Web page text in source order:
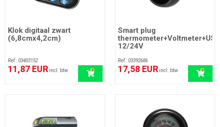
Klok digitaal zwart
(6,8cmx4,2cm)
Ref.: 03403152
11,87 EUR incl. btw
Smart plug
thermometer+Voltmeter+USB
12/24V
Ref.: 03392686
17,58 EUR incl. btw